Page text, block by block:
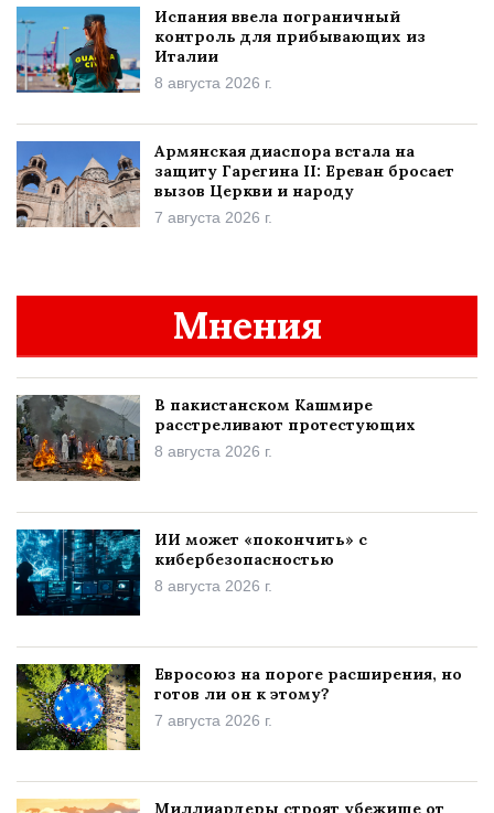
Испания ввела пограничный
контроль для прибывающих из
Италии
8 августа 2026 г.
Армянская диаспора встала на
защиту Гарегина II: Ереван бросает
вызов Церкви и народу
7 августа 2026 г.
Мнения
В пакистанском Кашмире
расстреливают протестующих
8 августа 2026 г.
ИИ может «покончить» с
кибербезопасностью
8 августа 2026 г.
Евросоюз на пороге расширения, но
готов ли он к этому?
7 августа 2026 г.
Миллиардеры строят убежище от